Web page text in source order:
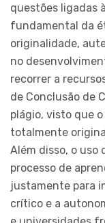
questões ligadas
fundamental da
originalidade,
no
recorrer a
de Conclusão de
plágio, visto que
totalmente
Além disso, o uso
processo de
justamente para
crítico e a